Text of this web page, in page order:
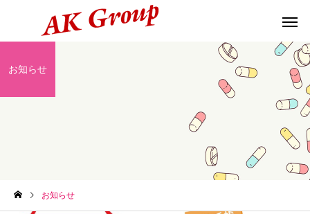
お知らせ
お知らせ